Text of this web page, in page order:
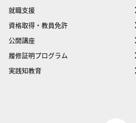
就職支援
資格取得・教員免許
公開講座
履修証明プログラム
実践知教育